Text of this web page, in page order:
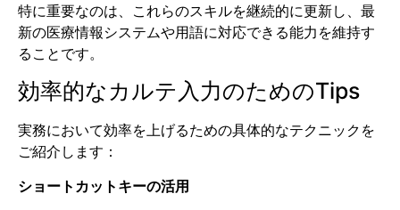
特に重要なのは、これらのスキルを継続的に更新し、最
新の医療情報システムや用語に対応できる能力を維持す
ることです。
効率的なカルテ入力のためのTips
実務において効率を上げるための具体的なテクニックを
ご紹介します：
ショートカットキーの活用